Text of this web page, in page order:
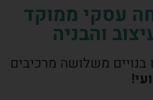
עסקי ממוקד
והבניה
משלושה מרכיבים